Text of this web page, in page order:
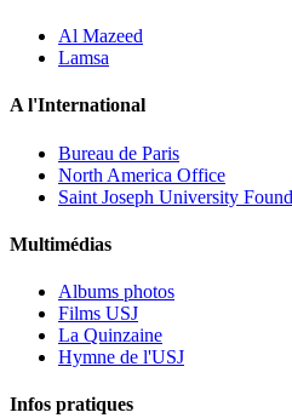
Al Mazeed
Lamsa
A l'International
Bureau de Paris
North America Office
Saint Joseph University
Multimédias
Albums photos
Films USJ
La Quinzaine
Hymne de l'USJ
Infos pratiques